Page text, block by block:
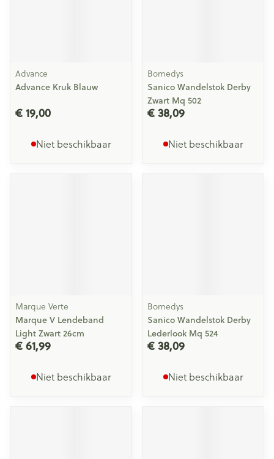
Advance
Advance Kruk Blauw
€ 19,00
Niet beschikbaar
Bomedys
Sanico Wandelstok Derby
Zwart Mq 502
€ 38,09
Niet beschikbaar
Marque Verte
Marque V Lendeband
Light Zwart 26cm
€ 61,99
Niet beschikbaar
Bomedys
Sanico Wandelstok Derby
Lederlook Mq 524
€ 38,09
Niet beschikbaar